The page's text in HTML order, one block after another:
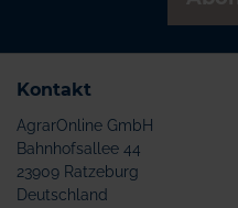
Kontakt
AgrarOnline GmbH
Bahnhofsallee 44
23909 Ratzeburg
Deutschland